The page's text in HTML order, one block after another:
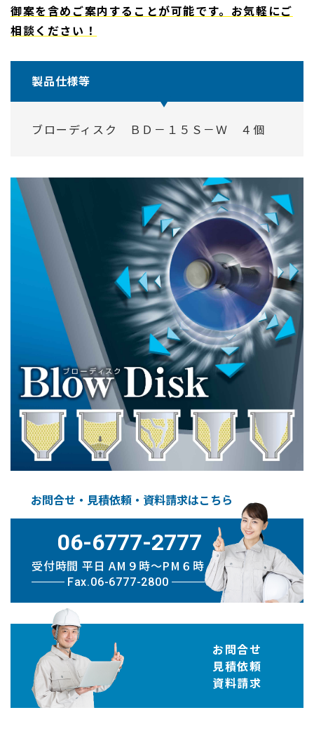
御案を含めご案内することが可能です。お気軽にご
相談ください！
製品仕様等
ブローディスク ＢＤ－１５Ｓ－Ｗ ４個
お問合せ・見積依頼・資料請求はこちら
06-6777-2777
受付時間 平日 AM９時〜PM６時
Fax.06-6777-2800
お問合せ
見積依頼
資料請求